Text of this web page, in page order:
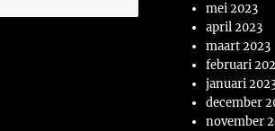
mei 2023
april 2023
maart 2023
februari
januari
december
november